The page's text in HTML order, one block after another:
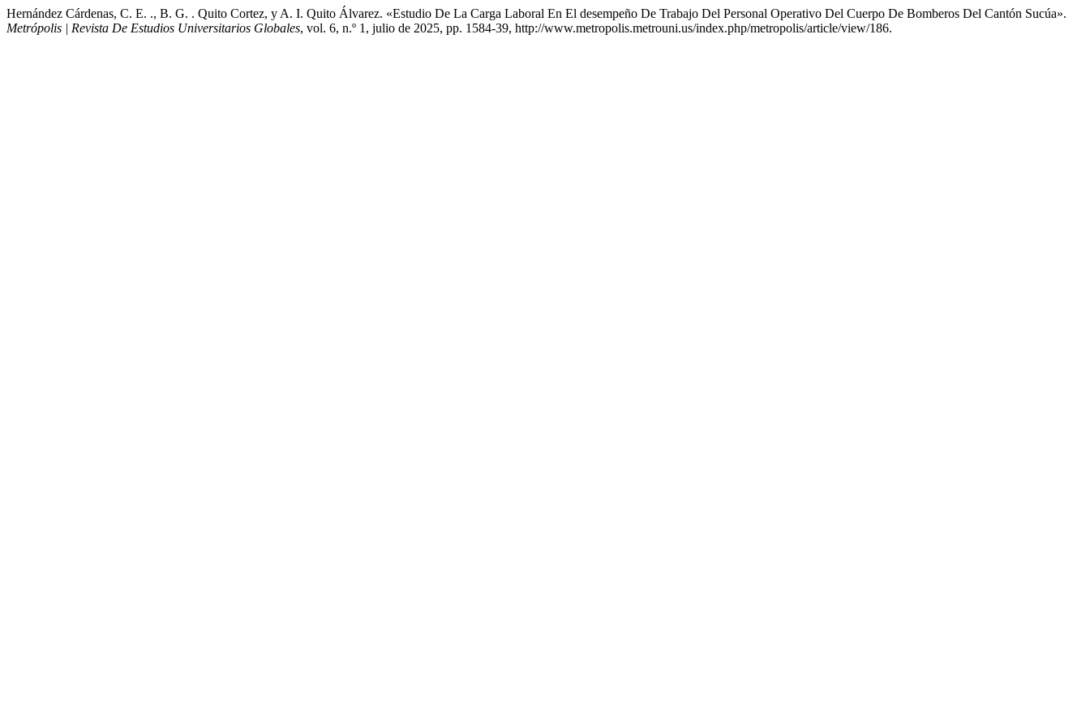
Hernández Cárdenas, C. E. ., B. G. . Quito Cortez, y A. I. Quito Álvarez. «Estudio De La Carga Laboral En El desempeño De Trabajo Del Personal Operativo Del Cuerpo De Bomberos Del Cantón Sucúa».
Metrópolis | Revista De Estudios Universitarios Globales, vol. 6, n.º 1, julio de 2025, pp. 1584-39, http://www.metropolis.metrouni.us/index.php/metropolis/article/view/186.